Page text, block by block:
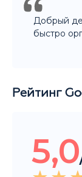
Добрый
быстро
Рейтинг
5,0